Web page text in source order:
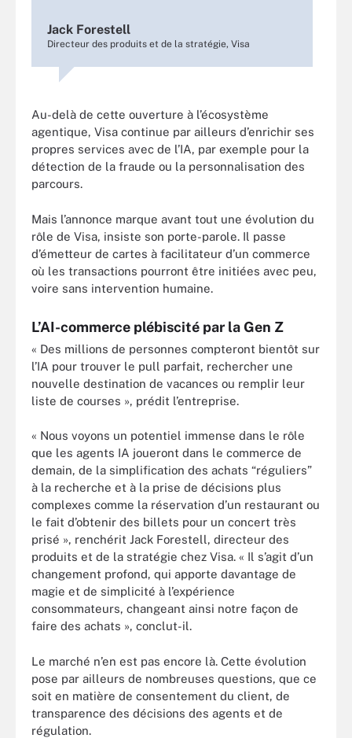
Jack Forestell
Directeur des produits et de la stratégie, Visa
Au-delà de cette ouverture à l’écosystème
agentique, Visa continue par ailleurs d’enrichir ses
propres services avec de l’IA, par exemple pour la
détection de la fraude ou la personnalisation des
parcours.
Mais l’annonce marque avant tout une évolution du
rôle de Visa, insiste son porte-parole. Il passe
d’émetteur de cartes à facilitateur d’un commerce
où les transactions pourront être initiées avec peu,
voire sans intervention humaine.
L’AI-commerce plébiscité par la Gen Z
« Des millions de personnes compteront bientôt sur
l’IA pour trouver le pull parfait, rechercher une
nouvelle destination de vacances ou remplir leur
liste de courses », prédit l’entreprise.
« Nous voyons un potentiel immense dans le rôle
que les agents IA joueront dans le commerce de
demain, de la simplification des achats “réguliers”
à la recherche et à la prise de décisions plus
complexes comme la réservation d’un restaurant ou
le fait d’obtenir des billets pour un concert très
prisé », renchérit Jack Forestell, directeur des
produits et de la stratégie chez Visa. « Il s’agit d’un
changement profond, qui apporte davantage de
magie et de simplicité à l’expérience
consommateurs, changeant ainsi notre façon de
faire des achats », conclut-il.
Le marché n’en est pas encore là. Cette évolution
pose par ailleurs de nombreuses questions, que ce
soit en matière de consentement du client, de
transparence des décisions des agents et de
régulation.